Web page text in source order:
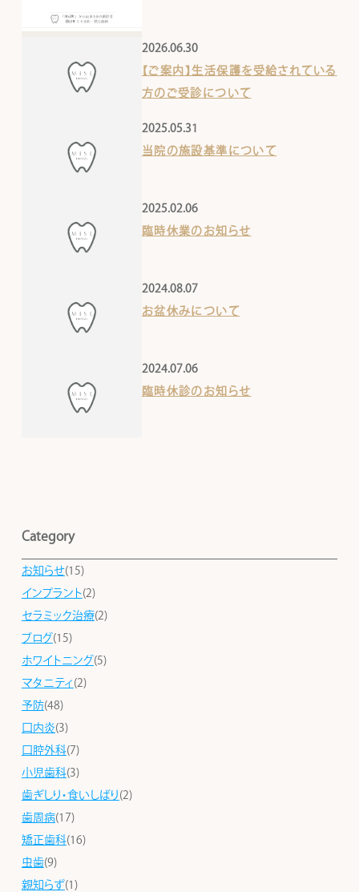
2026.06.30
【ご案内】生活保護を受給されている
方のご受診について
2025.05.31
当院の施設基準について
2025.02.06
臨時休業のお知らせ
2024.08.07
お盆休みについて
2024.07.06
臨時休診のお知らせ
Category
お知らせ(15)
インプラント(2)
セラミック治療(2)
ブログ (15)
ホワイトニング (5)
マタニティ (2)
予防(48)
口内炎(3)
口腔外科(7)
小児歯科(3)
歯ぎしり・食いしばり (2)
歯周病(17)
矯正歯科(16)
虫歯(9)
親知らず(1)